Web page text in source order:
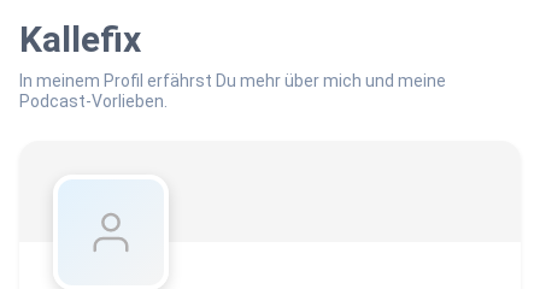
Kallefix
In meinem Profil erfährst Du mehr über mich und meine
Podcast-Vorlieben.